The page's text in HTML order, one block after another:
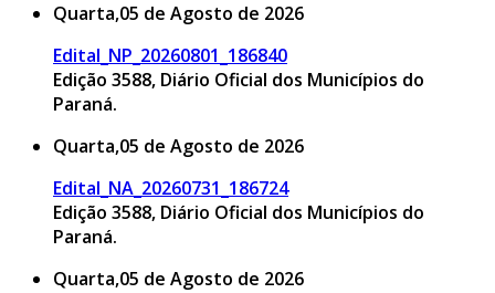
Quarta,05 de Agosto de 2026
Edital_NP_20260801_186840
Edição 3588, Diário Oficial dos Municípios do
Paraná.
Quarta,05 de Agosto de 2026
Edital_NA_20260731_186724
Edição 3588, Diário Oficial dos Municípios do
Paraná.
Quarta,05 de Agosto de 2026